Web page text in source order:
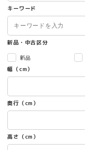
キーワード
新品・中古区分
新品
幅（cm）
奥行（cm）
高さ（cm）